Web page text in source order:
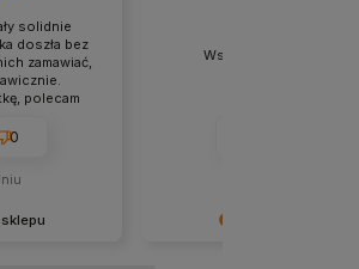
solidnie
doszła bez
zamawiać,
polecam
0
Wszystko gładko